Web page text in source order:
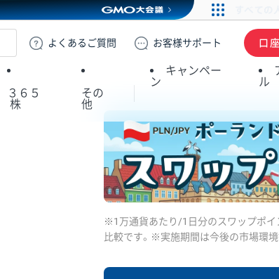
GMOクリック証券
よくある ご質問 お客様サポート 口
３６５
株
その
他
キャンペー
ン
ル
※1万通貨あたり/1日分のスワップポイ
比較です。※実施期間は今後の市場環